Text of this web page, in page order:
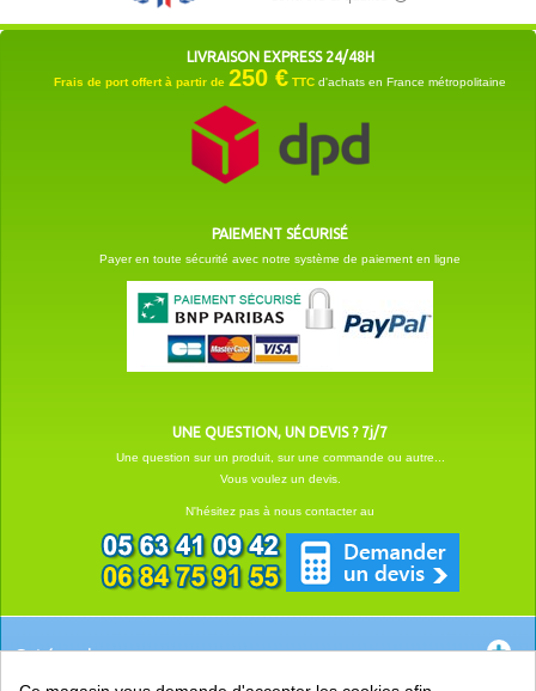
LIVRAISON EXPRESS 24/48H
Frais de port offert à partir de 250 € TTC d'achats en France métropolitaine
PAIEMENT SÉCURISÉ
Payer en toute sécurité avec notre système de paiement en ligne
UNE QUESTION, UN DEVIS ? 7j/7
Une question sur un produit, sur une commande ou autre...
Vous voulez un devis.
N'hésitez pas à nous contacter au
Catégories